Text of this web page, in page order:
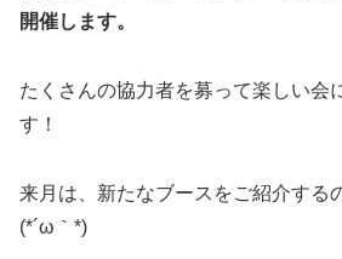
開催します。
たくさんの協力者を募って楽しい会
す！
来月は、新たなブースをご紹介する
(*´ω｀*)